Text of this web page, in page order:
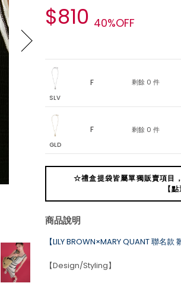
$810 40%OFF
SLV
F 剩餘 0 件
GLD
F 剩餘 0 件
☆禮盒提袋皆屬單獨販賣項目
【
商品說明
【LILY BROWN×MARY QUANT 聯名款
【Design/Styling】